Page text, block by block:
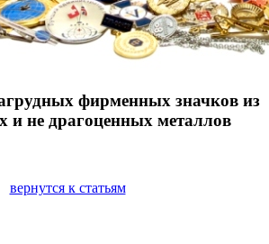
фирменных значков из
и не драгоценных металлов
вернутся к статьям